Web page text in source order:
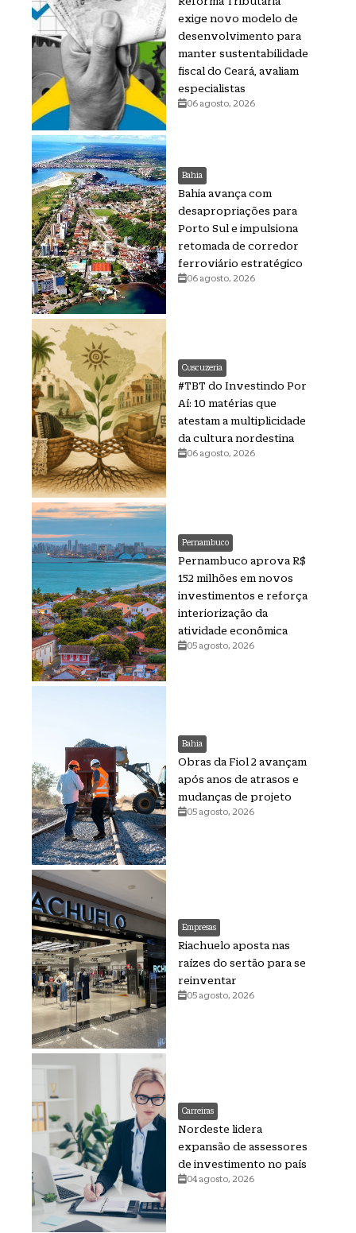
exige novo modelo de
desenvolvimento para
manter sustentabilidade
fiscal do Ceará, avaliam
especialistas
06 agosto, 2026
Bahia
Bahia avança com
desapropriações para
Porto Sul e impulsiona
retomada de corredor
ferroviário estratégico
06 agosto, 2026
Cuscuzeria
#TBT do Investindo Por
Aí: 10 matérias que
atestam a multiplicidade
da cultura nordestina
06 agosto, 2026
Pernambuco
Pernambuco aprova R$
152 milhões em novos
investimentos e reforça
interiorização da
atividade econômica
05 agosto, 2026
Bahia
Obras da Fiol 2 avançam
após anos de atrasos e
mudanças de projeto
05 agosto, 2026
Empresas
Riachuelo aposta nas
raízes do sertão para se
reinventar
05 agosto, 2026
Carreiras
Nordeste lidera
expansão de assessores
de investimento no país
04 agosto, 2026